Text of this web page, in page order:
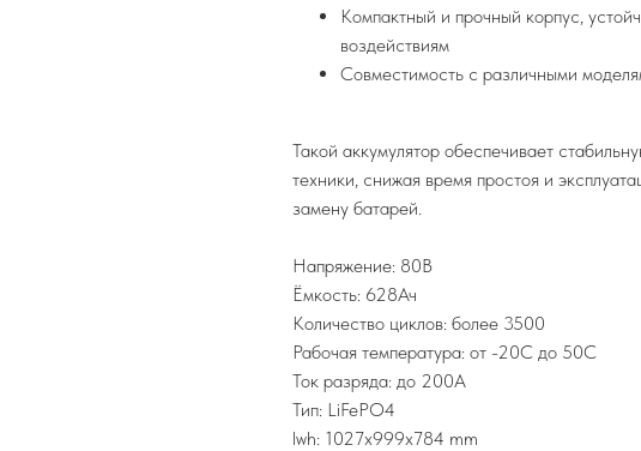
Компактный и прочный корпус,
воздействиям
Совместимость с различными
Такой аккумулятор обеспечивает
техники, снижая время простоя и
замену батарей.
Напряжение: 80В
Ёмкость: 628Ач
Количество циклов: более 3500
Рабочая температура: от -20C до 50C
Ток разряда: до 200А
Тип: LiFePO4
lwh: 1027x999x784 mm